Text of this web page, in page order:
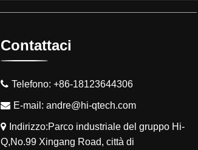
Contattaci
Telefono: +86-18123644306
E-mail: andre@hi-qtech.com
Indirizzo:Parco industriale del gruppo Hi-
Q,No.99 Xingang Road, città di